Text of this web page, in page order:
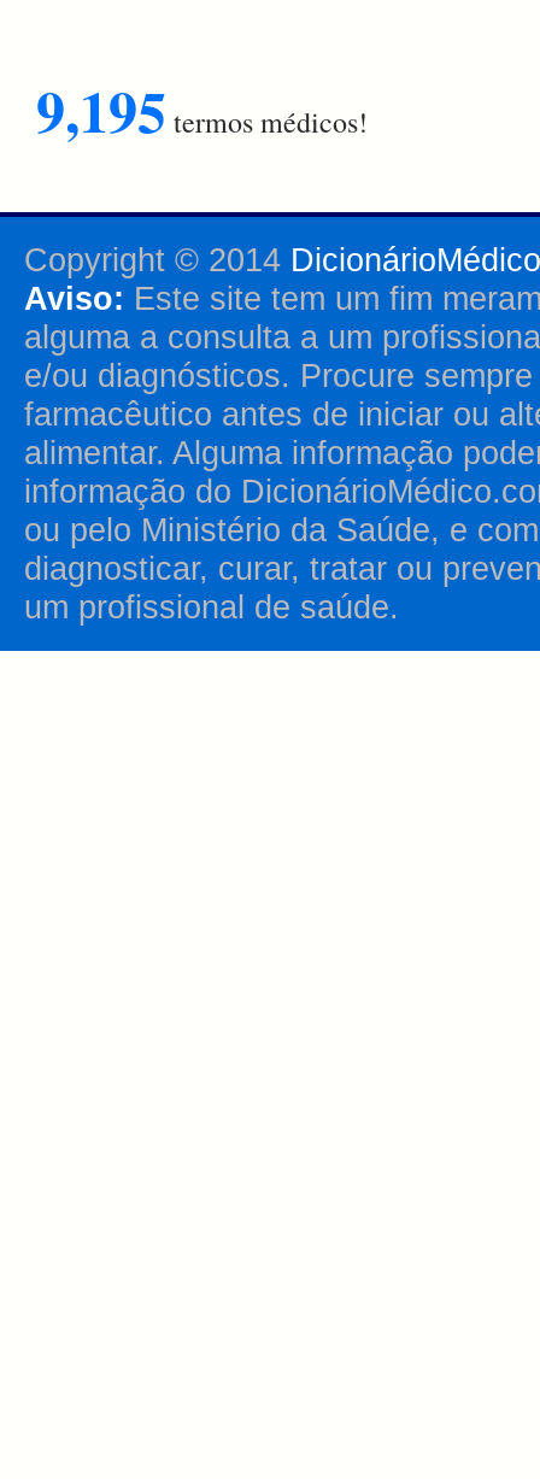
9,195 termos médicos!
Copyright © 2014
Aviso: Este site tem um fim
alguma a consulta a um
e/ou diagnósticos. Procure
farmacêutico antes de iniciar ou
alimentar. Alguma informação
informação do
ou pelo Ministério da Saúde, e
diagnosticar, curar, tratar ou
um profissional de saúde.